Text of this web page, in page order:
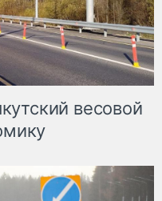
весовой